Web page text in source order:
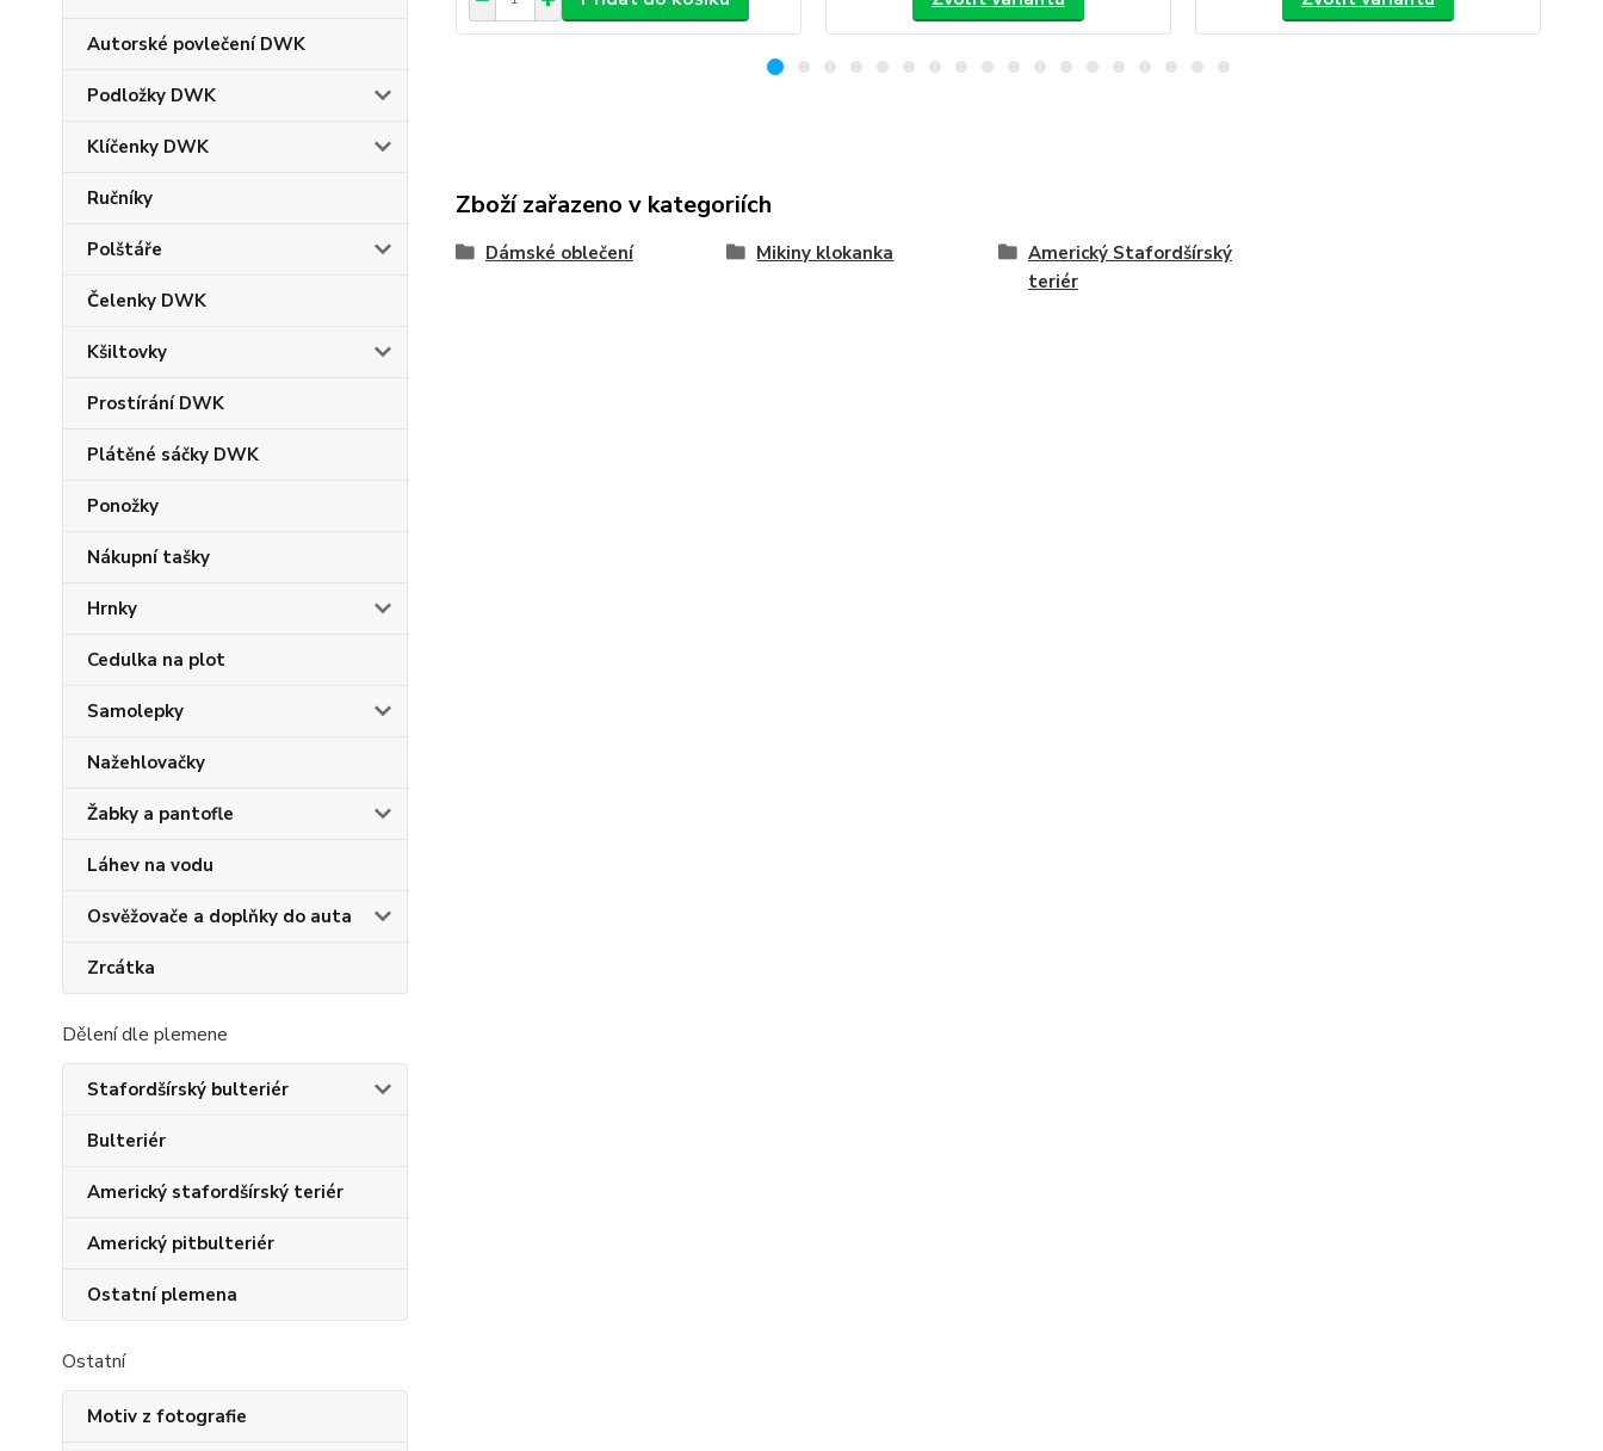
Autorské povlečení DWK
Podložky DWK
Klíčenky DWK
Ručníky
Polštáře
Čelenky DWK
Kšiltovky
Prostírání DWK
Plátěné sáčky DWK
Ponožky
Nákupní tašky
Hrnky
Cedulka na plot
Samolepky
Nažehlovačky
Žabky a pantofle
Láhev na vodu
Osvěžovače a doplňky do auta
Zrcátka
Dělení dle plemene
Stafordšírský bulteriér
Bulteriér
Americký stafordšírský teriér
Americký pitbulteriér
Ostatní plemena
Ostatní
Motiv z fotografie
Zboží zařazeno v kategoriích
Dámské oblečení Mikiny klokanka
Americký Stafordšírský
teriér